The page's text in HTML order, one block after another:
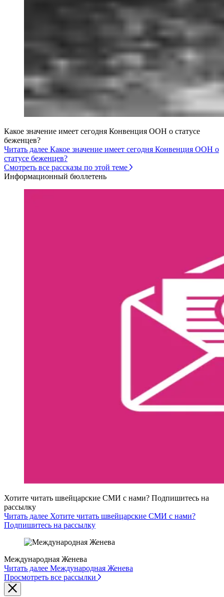
Какое значение имеет сегодня Конвенция ООН о статусе
беженцев?
Читать далее Какое значение имеет сегодня Конвенция ООН о
статусе беженцев?
Смотреть все рассказы по этой теме
Информационный бюллетень
Хотите читать швейцарские СМИ с нами? Подпишитесь на
рассылку
Читать далее Хотите читать швейцарские СМИ с нами?
Подпишитесь на рассылку
Международная Женева
Читать далее Международная Женева
Просмотреть все рассылки